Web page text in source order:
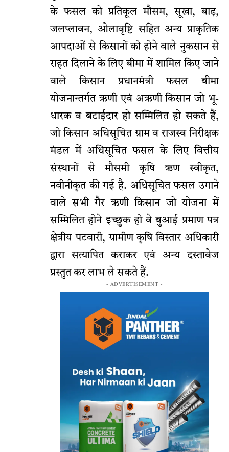
के फसल को प्रतिकूल मौसम, सूखा, बाढ़,
जलप्लावन, ओलावृष्टि सहित अन्य प्राकृतिक
आपदाओं से किसानों को होने वाले नुकसान से
राहत दिलाने के लिए बीमा में शामिल किए जाने
वाले किसान प्रधानमंत्री फसल बीमा
योजनान्तर्गत ऋणी एवं अऋणी किसान जो भू-
धारक व बटाईदार हो सम्मिलित हो सकते हैं,
जो किसान अधिसूचित ग्राम व राजस्व निरीक्षक
मंडल में अधिसूचित फसल के लिए वित्तीय
संस्थानों से मौसमी कृषि ऋण स्वीकृत,
नवीनीकृत की गई है. अधिसूचित फसल उगाने
वाले सभी गैर ऋणी किसान जो योजना में
सम्मिलित होने इच्छुक हो वे बुआई प्रमाण पत्र
क्षेत्रीय पटवारी, ग्रामीण कृषि विस्तार अधिकारी
द्वारा सत्यापित कराकर एवं अन्य दस्तावेज
प्रस्तुत कर लाभ ले सकते हैं.
- ADVERTISEMENT -